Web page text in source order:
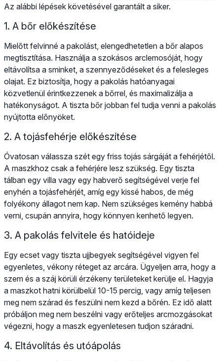
Az alábbi lépések követésével garantált a siker.
1. A bőr előkészítése
Mielőtt felvinné a pakolást, elengedhetetlen a bőr alapos
megtisztítása. Használja a szokásos arclemosóját, hogy
eltávolítsa a sminket, a szennyeződéseket és a felesleges
olajat. Ez biztosítja, hogy a pakolás hatóanyagai
közvetlenül érintkezzenek a bőrrel, és maximalizálja a
hatékonyságot. A tiszta bőr jobban fel tudja venni a pakolás
nyújtotta előnyöket.
2. A tojásfehérje előkészítése
Óvatosan válassza szét egy friss tojás sárgáját a fehérjétől.
A maszkhoz csak a fehérjére lesz szükség. Egy tiszta
tálban egy villa vagy egy habverő segítségével verje fel
enyhén a tojásfehérjét, amíg egy kissé habos, de még
folyékony állagot nem kap. Nem szükséges kemény habbá
verni, csupán annyira, hogy könnyen kenhető legyen.
3. A pakolás felvitele és hatóideje
Egy ecset vagy tiszta ujjbegyek segítségével vigyen fel
egyenletes, vékony réteget az arcára. Ügyeljen arra, hogy a
szem és a száj körüli érzékeny területeket kerülje el. Hagyja
a maszkot hatni körülbelül 10-15 percig, vagy amíg teljesen
meg nem szárad és feszülni nem kezd a bőrén. Ez idő alatt
próbáljon meg nem beszélni vagy erőteljes arcmozgásokat
végezni, hogy a maszk egyenletesen tudjon száradni.
4. Eltávolítás és utóápolás